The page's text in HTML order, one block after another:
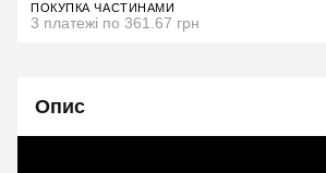
ПОКУПКА ЧАСТИНАМИ
3 платежі по 361.67 грн
Опис